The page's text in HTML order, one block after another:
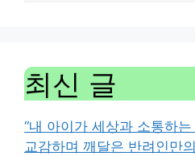
최신 글
“내 아이가 세상과 소통하
교감하며 깨달은 반려인만의